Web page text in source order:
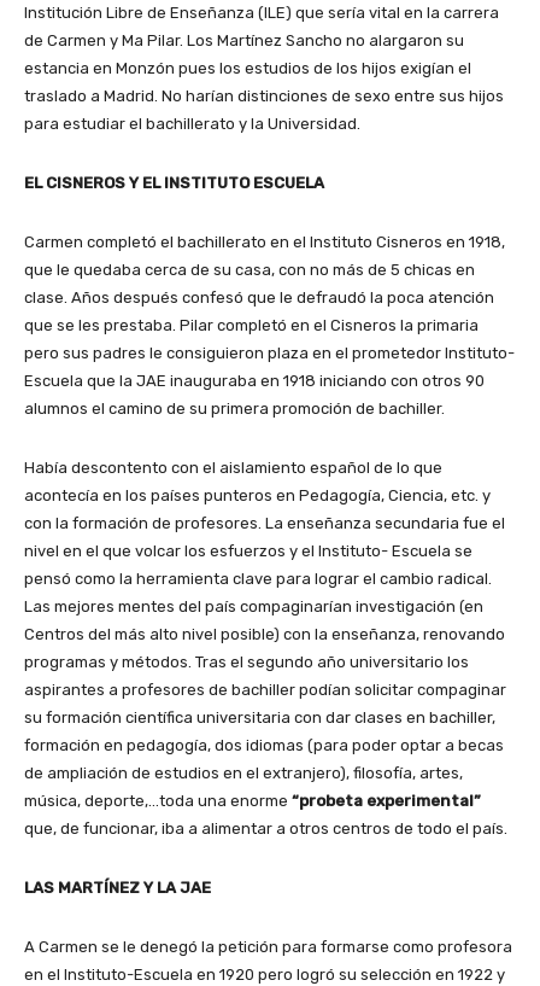
Institución Libre de Enseñanza (ILE) que sería vital en la carrera
de Carmen y Ma Pilar. Los Martínez Sancho no alargaron su
estancia en Monzón pues los estudios de los hijos exigían el
traslado a Madrid. No harían distinciones de sexo entre sus hijos
para estudiar el bachillerato y la Universidad.
EL CISNEROS Y EL INSTITUTO ESCUELA
Carmen completó el bachillerato en el Instituto Cisneros en 1918,
que le quedaba cerca de su casa, con no más de 5 chicas en
clase. Años después confesó que le defraudó la poca atención
que se les prestaba. Pilar completó en el Cisneros la primaria
pero sus padres le consiguieron plaza en el prometedor Instituto-
Escuela que la JAE inauguraba en 1918 iniciando con otros 90
alumnos el camino de su primera promoción de bachiller.
Había descontento con el aislamiento español de lo que
acontecía en los países punteros en Pedagogía, Ciencia, etc. y
con la formación de profesores. La enseñanza secundaria fue el
nivel en el que volcar los esfuerzos y el Instituto- Escuela se
pensó como la herramienta clave para lograr el cambio radical.
Las mejores mentes del país compaginarían investigación (en
Centros del más alto nivel posible) con la enseñanza, renovando
programas y métodos. Tras el segundo año universitario los
aspirantes a profesores de bachiller podían solicitar compaginar
su formación científica universitaria con dar clases en bachiller,
formación en pedagogía, dos idiomas (para poder optar a becas
de ampliación de estudios en el extranjero), filosofía, artes,
música, deporte,…toda una enorme “probeta experimental”
que, de funcionar, iba a alimentar a otros centros de todo el país.
LAS MARTÍNEZ Y LA JAE
A Carmen se le denegó la petición para formarse como profesora
en el Instituto-Escuela en 1920 pero logró su selección en 1922 y